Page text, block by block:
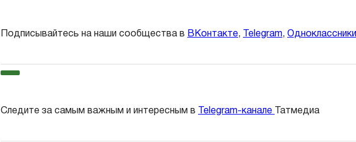
Подписывайтесь на наши сообщества в ВКонтакте, Telegram, Одноклассники
Следите за самым важным и интересным в Telegram-канале Татмедиа